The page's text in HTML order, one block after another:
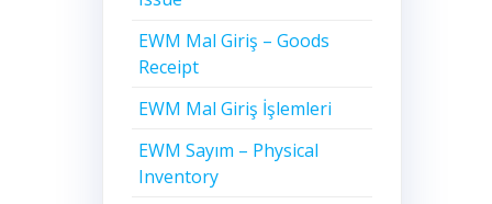
EWM Mal Giriş – Goods
Receipt
EWM Mal Giriş İşlemleri
EWM Sayım – Physical
Inventory